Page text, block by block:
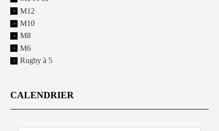
M12
M10
M8
M6
Rugby à 5
CALENDRIER